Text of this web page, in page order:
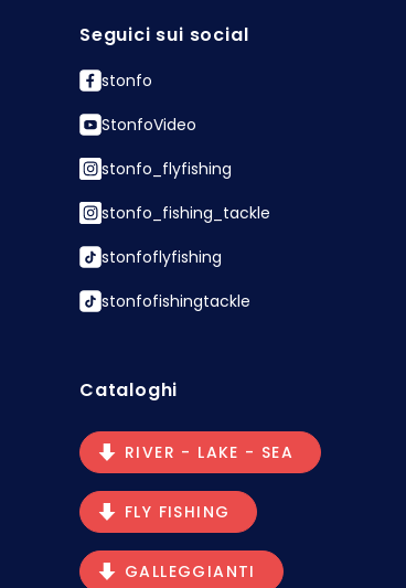
Seguici sui social
stonfo
StonfoVideo
stonfo_flyfishing
stonfo_fishing_tackle
stonfoflyfishing
stonfofishingtackle
Cataloghi
RIVER - LAKE - SEA
FLY FISHING
GALLEGGIANTI